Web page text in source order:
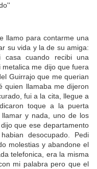
llamo para contarme una
su vida y la de su amiga:
casa cuando recibi una
me dijo que fuera
Guirrajo que me querian
quien llamaba me dijeron
fui a la cita, llegue a
toque a la puerta
y nada, uno de los
que ese departamento
desocupado. Pedi
molestias y abandone el
telefonica, era la misma
mi palabra pero que el